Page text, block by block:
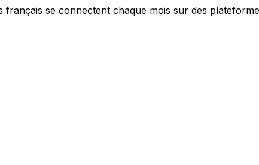
se connectent chaque mois sur des